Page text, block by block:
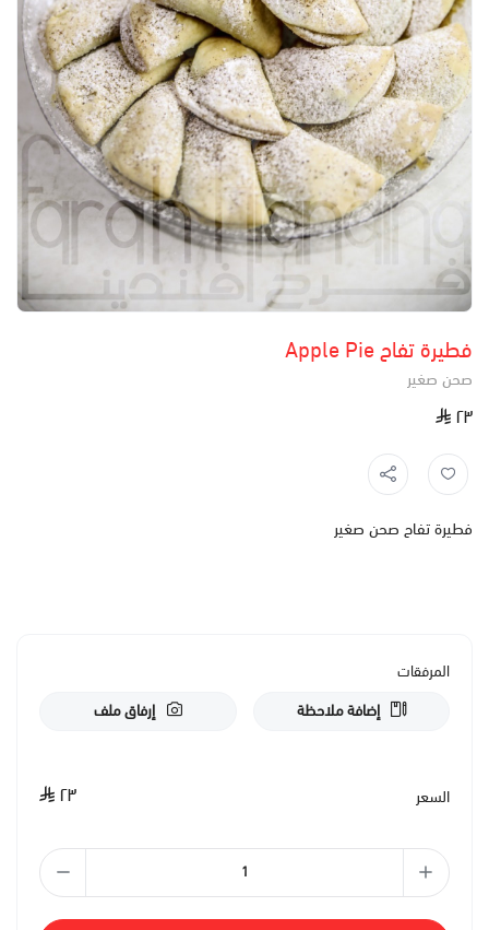
فطيرة تفاح Apple Pie
صحن صغير
٢٣
فطيرة تفاح صحن صغير
المرفقات
إضافة ملاحظة
إرفاق ملف
السعر ٢٣